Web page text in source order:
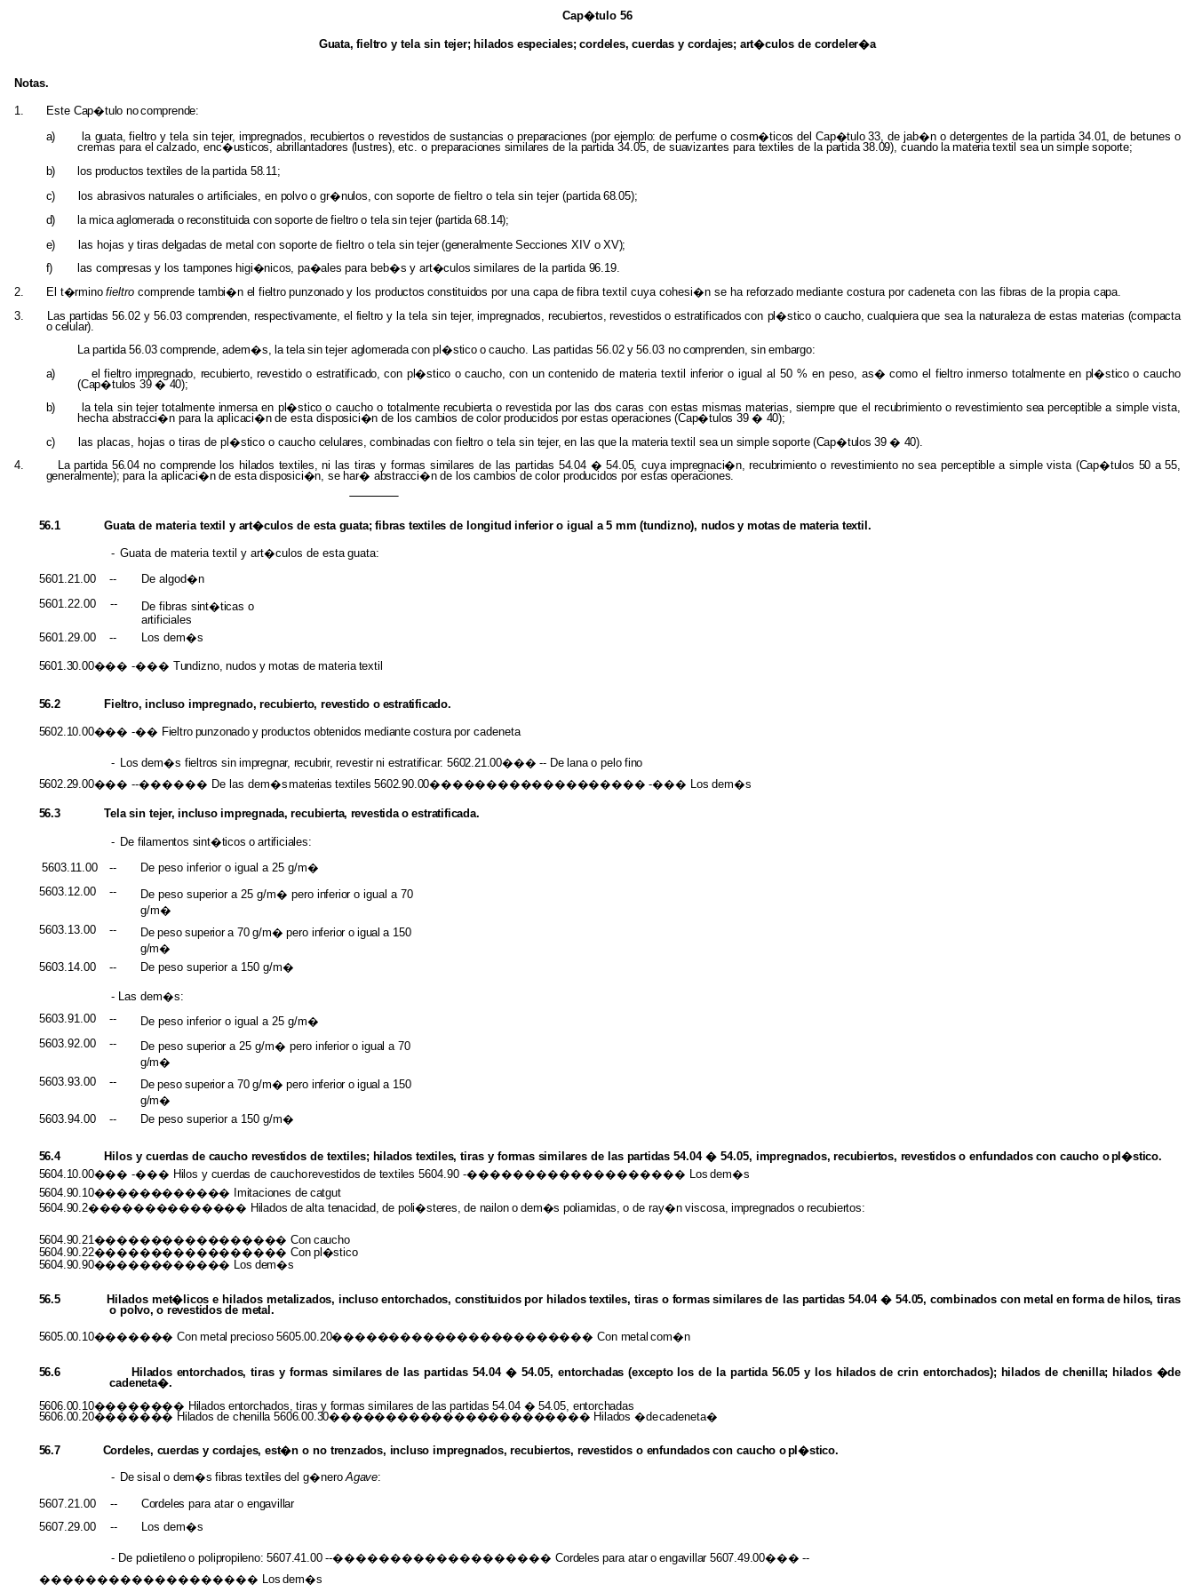
Cap�tulo 56
Guata, fieltro y tela sin tejer; hilados especiales; cordeles, cuerdas y cordajes; art�culos de cordeler�a
Notas.
1. Este Cap�tulo nocomprende:
a) la guata, fieltroy tela sin tejer, impregnados, recubiertoso revestidos desustanciasopreparaciones (por ejemplo:de perfume o cosm�ticos del Cap�tulo 33, de jab�n o detergentes de la partida34.01,de betunes o
cremas paraelcalzado,enc�usticos, abrillantadores (lustres),etc. opreparaciones similares de la partida34.05, desuavizantes para textiles de la partida 38.09), cuando la materia textil sea un simple soporte;
b)
los productos textiles de la partida 58.11;
c)
losabrasivos naturalesoartificiales, en polvoogr�nulos,con soporte de fieltro o tela sin tejer (partida68.05);
d)
la mica aglomerada o reconstituida con soporte de fieltro o tela sin tejer (partida 68.14);
e)
las hojas y tiras delgadas de metal con soporte de fieltro o tela sin tejer (generalmente SeccionesXIV o XV);
f)
lascompresasy lostampones higi�nicos, pa�alespara beb�syart�culossimilares de lapartida 96.19.
2.
El t�rminofieltrocomprendetambi�n el fieltro punzonadoy losproductos constituidos por una capa defibra textil cuya cohesi�n se hareforzadomediante costura por cadeneta con lasfibras de la propia capa.
3.
Las partidas 56.02 y 56.03comprenden, respectivamente, el fieltroy la tela sin tejer, impregnados, recubiertos, revestidosoestratificadoscon pl�stico o caucho, cualquieraque sea la naturaleza deestasmaterias (compacta
o celular).
La partida 56.03 comprende, adem�s, la tela sin tejer aglomerada con pl�stico o caucho. Las partidas 56.02 y 56.03 no comprenden, sin embargo:
a)
el fieltro impregnado, recubierto, revestido o estratificado, con pl�stico o caucho, con un contenido demateria textil inferior o igual al 50 % en peso,as�comoel fieltroinmersototalmente en pl�stico o caucho
(Cap�tulos 39 � 40);
b)
la tela sin tejertotalmente inmersaen pl�sticoo caucho o totalmente recubierta orevestida por las doscaras con estas mismas materias, siempreque elrecubrimiento orevestimiento sea perceptiblea simple vista,
hechaabstracci�n para la aplicaci�nde estadisposici�nde los cambios de color producidos por estas operaciones (Cap�tulos 39 � 40);
c)
las placas, hojas o tiras depl�stico o caucho celulares, combinadasconfieltro o tela sin tejer, en las que la materia textil sea un simple soporte (Cap�tulos 39 � 40).
4.
Lapartida 56.04nocomprende los hilados textiles,ni lastirasy formas similares de las partidas 54.04 �54.05, cuya impregnaci�n, recubrimiento o revestimiento no sea perceptible a simple vista (Cap�tulos 50 a 55,
generalmente); para la aplicaci�n de esta disposici�n, se har� abstracci�n de los cambios de colorproducidosporestas operaciones.
56.1 Guatade materiatextil y art�culos de esta guata; fibras textilesde longitud inferioro igual a 5 mm (tundizno), nudos y motas de materia textil.
- Guata de materia textil y art�culos de esta guata:
5601.21.00 --
De algod�n
5601.22.00
-- De fibras sint�ticas o
artificiales
5601.29.00
-- Los dem�s
5601.30.00��� -��� Tundizno, nudos y motas de materia textil
56.2 Fieltro, incluso impregnado, recubierto, revestidoo estratificado.
5602.10.00��� -�� Fieltro punzonado y productos obtenidos mediante costura por cadeneta
- Los dem�s fieltros sin impregnar, recubrir, revestir ni estratificar: 5602.21.00���-- De lana o pelo fino
5602.29.00��� --������ De las dem�smaterias textiles 5602.90.00�������������������-��� Los dem�s
56.3 Tela sin tejer, incluso impregnada, recubierta, revestida o estratificada.
- De filamentos sint�ticoso artificiales:
5603.11.00 --
De peso inferior o igual a 25 g/m�
5603.12.00
-- De peso superior a 25 g/m� pero inferior o igual a 70
g/m�
5603.13.00
-- De peso superior a 70 g/m� pero inferior o igual a 150
g/m�
5603.14.00
-- De peso superior a 150 g/m�
- Las dem�s:
5603.91.00
--
De peso inferior o igual a 25 g/m�
5603.92.00
-- De peso superior a 25 g/m� pero inferioroigual a 70
g/m�
5603.93.00
-- De peso superior a 70 g/m� pero inferior o igual a 150
g/m�
5603.94.00
-- De peso superior a 150 g/m�
56.4 Hilos ycuerdas de caucho revestidos de textiles; hilados textiles, tiras y formas similares de las partidas 54.04 � 54.05, impregnados, recubiertos, revestidosoenfundadosconcaucho opl�stico.
5604.10.00��� -��� Hilos y cuerdas de cauchorevestidosde textiles 5604.90 -������������������� Los dem�s
5604.90.10������������ Imitaciones de catgut
5604.90.2�������������� Hilados de alta tenacidad, de poli�steres, de nailon o dem�s poliamidas, o de ray�n viscosa, impregnados o recubiertos:
5604.90.21����������������� Con caucho
5604.90.22����������������� Con pl�stico
5604.90.90������������ Los dem�s
56.5 Hiladosmet�licose hiladosmetalizados, incluso entorchados, constituidospor hilados textiles, tiras o formas similaresde las partidas 54.04 �54.05, combinados con metal en forma de hilos, tiras
o polvo, o revestidos de metal.
5605.00.10������� Con metal precioso 5605.00.20����������������������� Con metal com�n
56.6 Hilados entorchados,tiras y formassimilaresde las partidas 54.04 � 54.05,entorchadas (excepto los de lapartida 56.05 y los hiladosde crinentorchados); hiladosdechenilla; hilados �de
cadeneta�.
5606.00.10�������� Hilados entorchados, tiras y formas similares de las partidas 54.04 � 54.05, entorchadas
5606.00.20������� Hilados de chenilla 5606.00.30����������������������� Hilados �decadeneta�
56.7 Cordeles, cuerdas y cordajes, est�n o no trenzados, incluso impregnados, recubiertos, revestidos o enfundadosconcaucho opl�stico.
- De sisal o dem�s fibras textiles del g�nero Agave:
5607.21.00 -- Cordelespara atar oengavillar
5607.29.00
-- Los dem�s
- De polietilenoopolipropileno: 5607.41.00--�������������������Cordelespara ataro engavillar 5607.49.00���--
������������������� Los dem�s